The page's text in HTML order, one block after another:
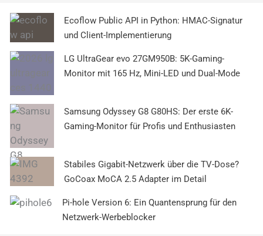
Ecoflow Public API in Python: HMAC-Signatur
und Client-Implementierung
LG UltraGear evo 27GM950B: 5K-Gaming-
Monitor mit 165 Hz, Mini-LED und Dual-Mode
Samsung Odyssey G8 G80HS: Der erste 6K-
Gaming-Monitor für Profis und Enthusiasten
Stabiles Gigabit-Netzwerk über die TV-Dose?
GoCoax MoCA 2.5 Adapter im Detail
Pi-hole Version 6: Ein Quantensprung für den
Netzwerk-Werbeblocker